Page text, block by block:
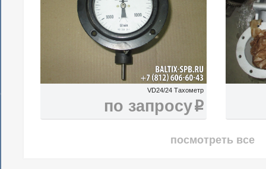
VD24/24 Тахометр
по запросу i
посмотреть все